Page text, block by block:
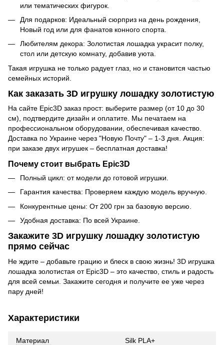
или тематических фигурок.
Для подарков: Идеальный сюрприз на день рождения,
Новый год или для фанатов конного спорта.
Любителям декора: Золотистая лошадка украсит полку,
стол или детскую комнату, добавив уюта.
Такая игрушка не только радует глаз, но и становится частью
семейных историй.
Как заказать 3D игрушку лошадку золотистую
На сайте Epic3D заказ прост: выберите размер (от 10 до 30
см), подтвердите дизайн и оплатите. Мы печатаем на
профессиональном оборудовании, обеспечивая качество.
Доставка по Украине через "Новую Почту" – 1-3 дня. Акция:
при заказе двух игрушек – бесплатная доставка!
Почему стоит выбрать Epic3D
Полный цикл: от модели до готовой игрушки.
Гарантия качества: Проверяем каждую модель вручную.
Конкурентные цены: От 200 грн за базовую версию.
Удобная доставка: По всей Украине.
Закажите 3D игрушку лошадку золотистую
прямо сейчас
Не ждите – добавьте грацию и блеск в свою жизнь! 3D игрушка
лошадка золотистая от Epic3D – это качество, стиль и радость
для всей семьи. Закажите сегодня и получите ее уже через
пару дней!
Характеристики
Материал Silk PLA+